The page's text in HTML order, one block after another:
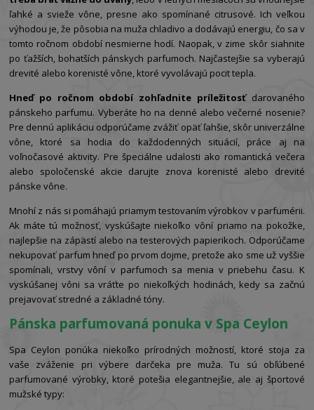
ľahké a svieže vône, presne ako spomínané citrusové. Ich veľkou
výhodou je, že pôsobia na muža chladivo a dodávajú energiu, čo sa v
tomto ročnom období nesmierne hodí. Naopak, v zime skôr siahnite
po ťažších, bohatších pánskych parfumoch. Najčastejšie sa vyberajú
drevité alebo korenisté vône, ktoré vyvolávajú pocit tepla.
Hneď po ročnom období zohľadnite príležitosťdarovaného
pánskeho parfumu. Vyberáte ho na denné alebo večerné nosenie?
Pre dennú aplikáciu odporúčame zvážiť opäť ľahšie, skôr univerzálne
vône, ktoré sa hodia do každodenných situácií, práce aj na
voľnočasové aktivity. Pre špeciálne udalosti ako romantická večera
alebo spoločenské akcie darujte znova korenisté alebo drevité
pánske vône.
Mnohí z nás si pomáhajú priamym testovaním výrobkov v parfumérii.
Ak máte tú možnosť, vyskúšajte niekoľko vôní priamo na pokožke,
najlepšie na zápästí alebo na testerových papierikoch. Odporúčame
nekupovať parfum hneď po prvom dojme, pretože ako sme už vyššie
spomínali, vrstvy vôní v parfumoch sa menia v priebehu času. K
vyskúšanej vôni sa vráťte po niekoľkých hodinách, kedy sa začnú
prejavovať stredné a základné tóny.
Pánska parfumovaná ponuka v Spa Ceylon
Spa Ceylon ponúka niekoľko prírodných možností, ktoré stoja za
vaše zváženie pri výbere darčeka pre muža. Tu sú obľúbené
parfumované výrobky, ktoré potešia elegantnejšie, ale aj športové
mužské typy: